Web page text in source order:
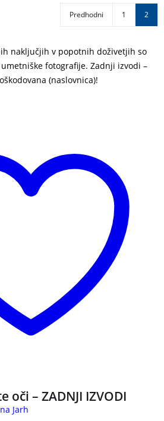
Predhodni 1 2
naključjih v popotnih doživetjih so
fotografije. Zadnji izvodi –
(naslovnica)!
oči – ZADNJI IZVODI
Jarh